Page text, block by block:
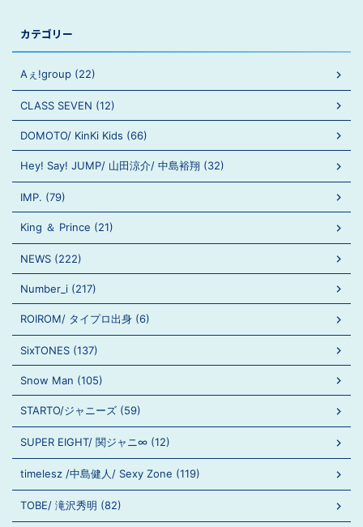
カテゴリー
Aぇ!group (22)
CLASS SEVEN (12)
DOMOTO/ KinKi Kids (66)
Hey! Say! JUMP/ 山田涼介/ 中島裕翔 (32)
IMP. (79)
King ＆ Prince (21)
NEWS (222)
Number_i (217)
ROIROM/ タイプロ出身 (6)
SixTONES (137)
Snow Man (105)
STARTO/ジャニーズ (59)
SUPER EIGHT/ 関ジャニ∞ (12)
timelesz /中島健人/ Sexy Zone (119)
TOBE/ 滝沢秀明 (82)